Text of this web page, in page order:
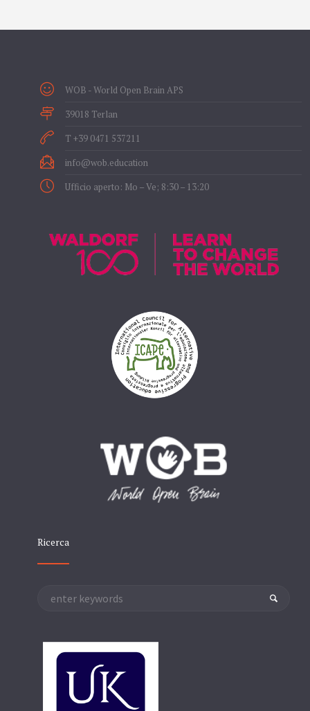
WOB - World Open Brain APS
39018 Terlan
T +39 0471 537211
info@wob.education
Ufficio aperto: Mo – Ve; 8:30 – 13:20
Ricerca